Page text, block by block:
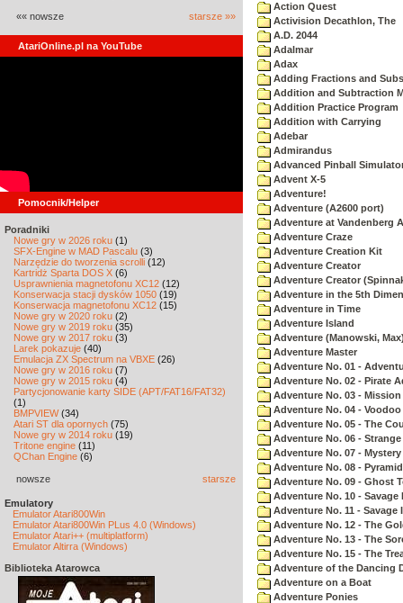
«« nowsze starsze »»
AtariOnline.pl na YouTube
Pomocnik/Helper
Poradniki
Nowe gry w 2026 roku (1)
SFX-Engine w MAD Pascalu (3)
Narzędzie do tworzenia scrolli (12)
Kartridż Sparta DOS X (6)
Usprawnienia magnetofonu XC12 (12)
Konserwacja stacji dysków 1050 (19)
Konserwacja magnetofonu XC12 (15)
Nowe gry w 2020 roku (2)
Nowe gry w 2019 roku (35)
Nowe gry w 2017 roku (3)
Larek pokazuje (40)
Emulacja ZX Spectrum na VBXE (26)
Nowe gry w 2016 roku (7)
Nowe gry w 2015 roku (4)
Partycjonowanie karty SIDE (APT/FAT16/FAT32)
(1)
BMPVIEW(34)
Atari ST dla opornych (75)
Nowe gry w 2014 roku (19)
Tritone engine (11)
QChan Engine (6)
nowsze starsze
Emulatory
Emulator Atari800Win
Emulator Atari800Win PLus 4.0 (Windows)
Emulator Atari++ (multiplatform)
Emulator Altirra (Windows)
Biblioteka Atarowca
Action Quest
Activision Decathlon, The
A.D. 2044
Adalmar
Adax
Adding Fractions and
Addition and Subtraction
Addition Practice Program
Addition with Carrying
Adebar
Admirandus
Advanced Pinball
Advent X-5
Adventure!
Adventure (A2600 port)
Adventure at Vandenberg
Adventure Craze
Adventure Creation Kit
Adventure Creator
Adventure Creator
Adventure in the 5th
Adventure in Time
Adventure Island
Adventure (Manowski,
Adventure Master
Adventure No. 01 -
Adventure No. 02 - Pirate
Adventure No. 03 -
Adventure No. 04 - Voodoo
Adventure No. 05 - The
Adventure No. 06 -
Adventure No. 07 -
Adventure No. 08 -
Adventure No. 09 - Ghost
Adventure No. 10 - Savage
Adventure No. 11 - Savage
Adventure No. 12 - The
Adventure No. 13 - The
Adventure No. 15 - The
Adventure of the Dancing
Adventure on a Boat
Adventure Ponies